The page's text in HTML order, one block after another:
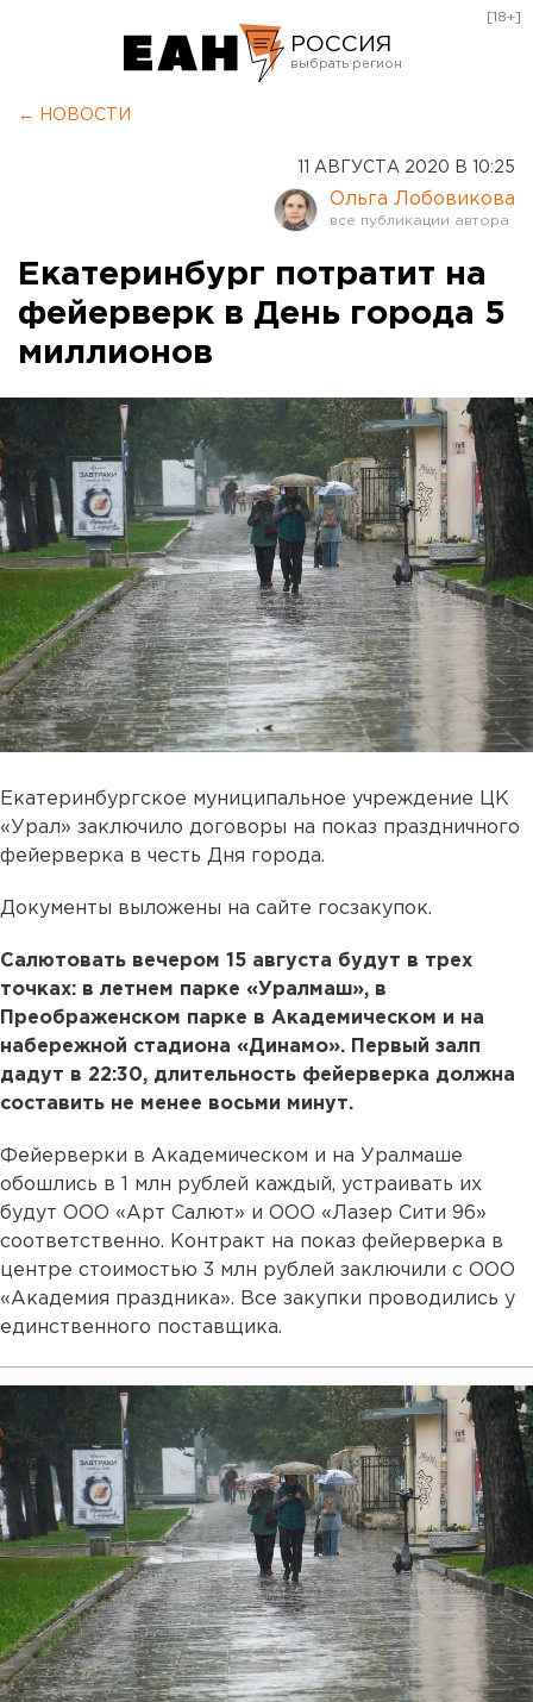
РОССИЯ
Курган
Оренбург
[18+]
← НОВОСТИ
11 АВГУСТА 2020 В 10:25
Ольга Лобовикова
Екатеринбург потратит на
фейерверк в День города 5
миллионов
Екатеринбургское муниципальное учреждение ЦК
«Урал» заключило договоры на показ праздничного
фейерверка в честь Дня города.
Документы выложены на сайте госзакупок.
Салютовать вечером 15 августа будут в трех
точках: в летнем парке «Уралмаш», в
Преображенском парке в Академическом и на
набережной стадиона «Динамо». Первый залп
дадут в 22:30, длительность фейерверка должна
составить не менее восьми минут.
Фейерверки в Академическом и на Уралмаше
обошлись в 1 млн рублей каждый, устраивать их
будут ООО «Арт Салют» и ООО «Лазер Сити 96»
соответственно. Контракт на показ фейерверка в
центре стоимостью 3 млн рублей заключили с ООО
«Академия праздника». Все закупки проводились у
единственного поставщика.